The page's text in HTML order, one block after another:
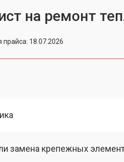
на ремонт
18.07.2026
замена крепежных